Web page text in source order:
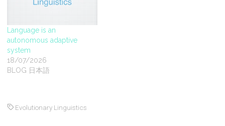
Language is an
autonomous adaptive
system
18/07/2026
BLOG 日本語
Evolutionary Linguistics